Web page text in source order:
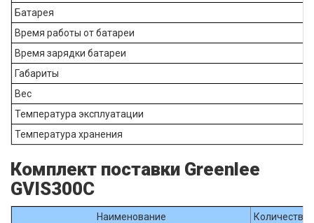
Батарея
Время работы от батареи
Время зарядки батареи
Габариты
Вес
Температура эксплуатации
Температура хранения
Комплект поставки Greenlee
GVIS300C
Наименование
Количество